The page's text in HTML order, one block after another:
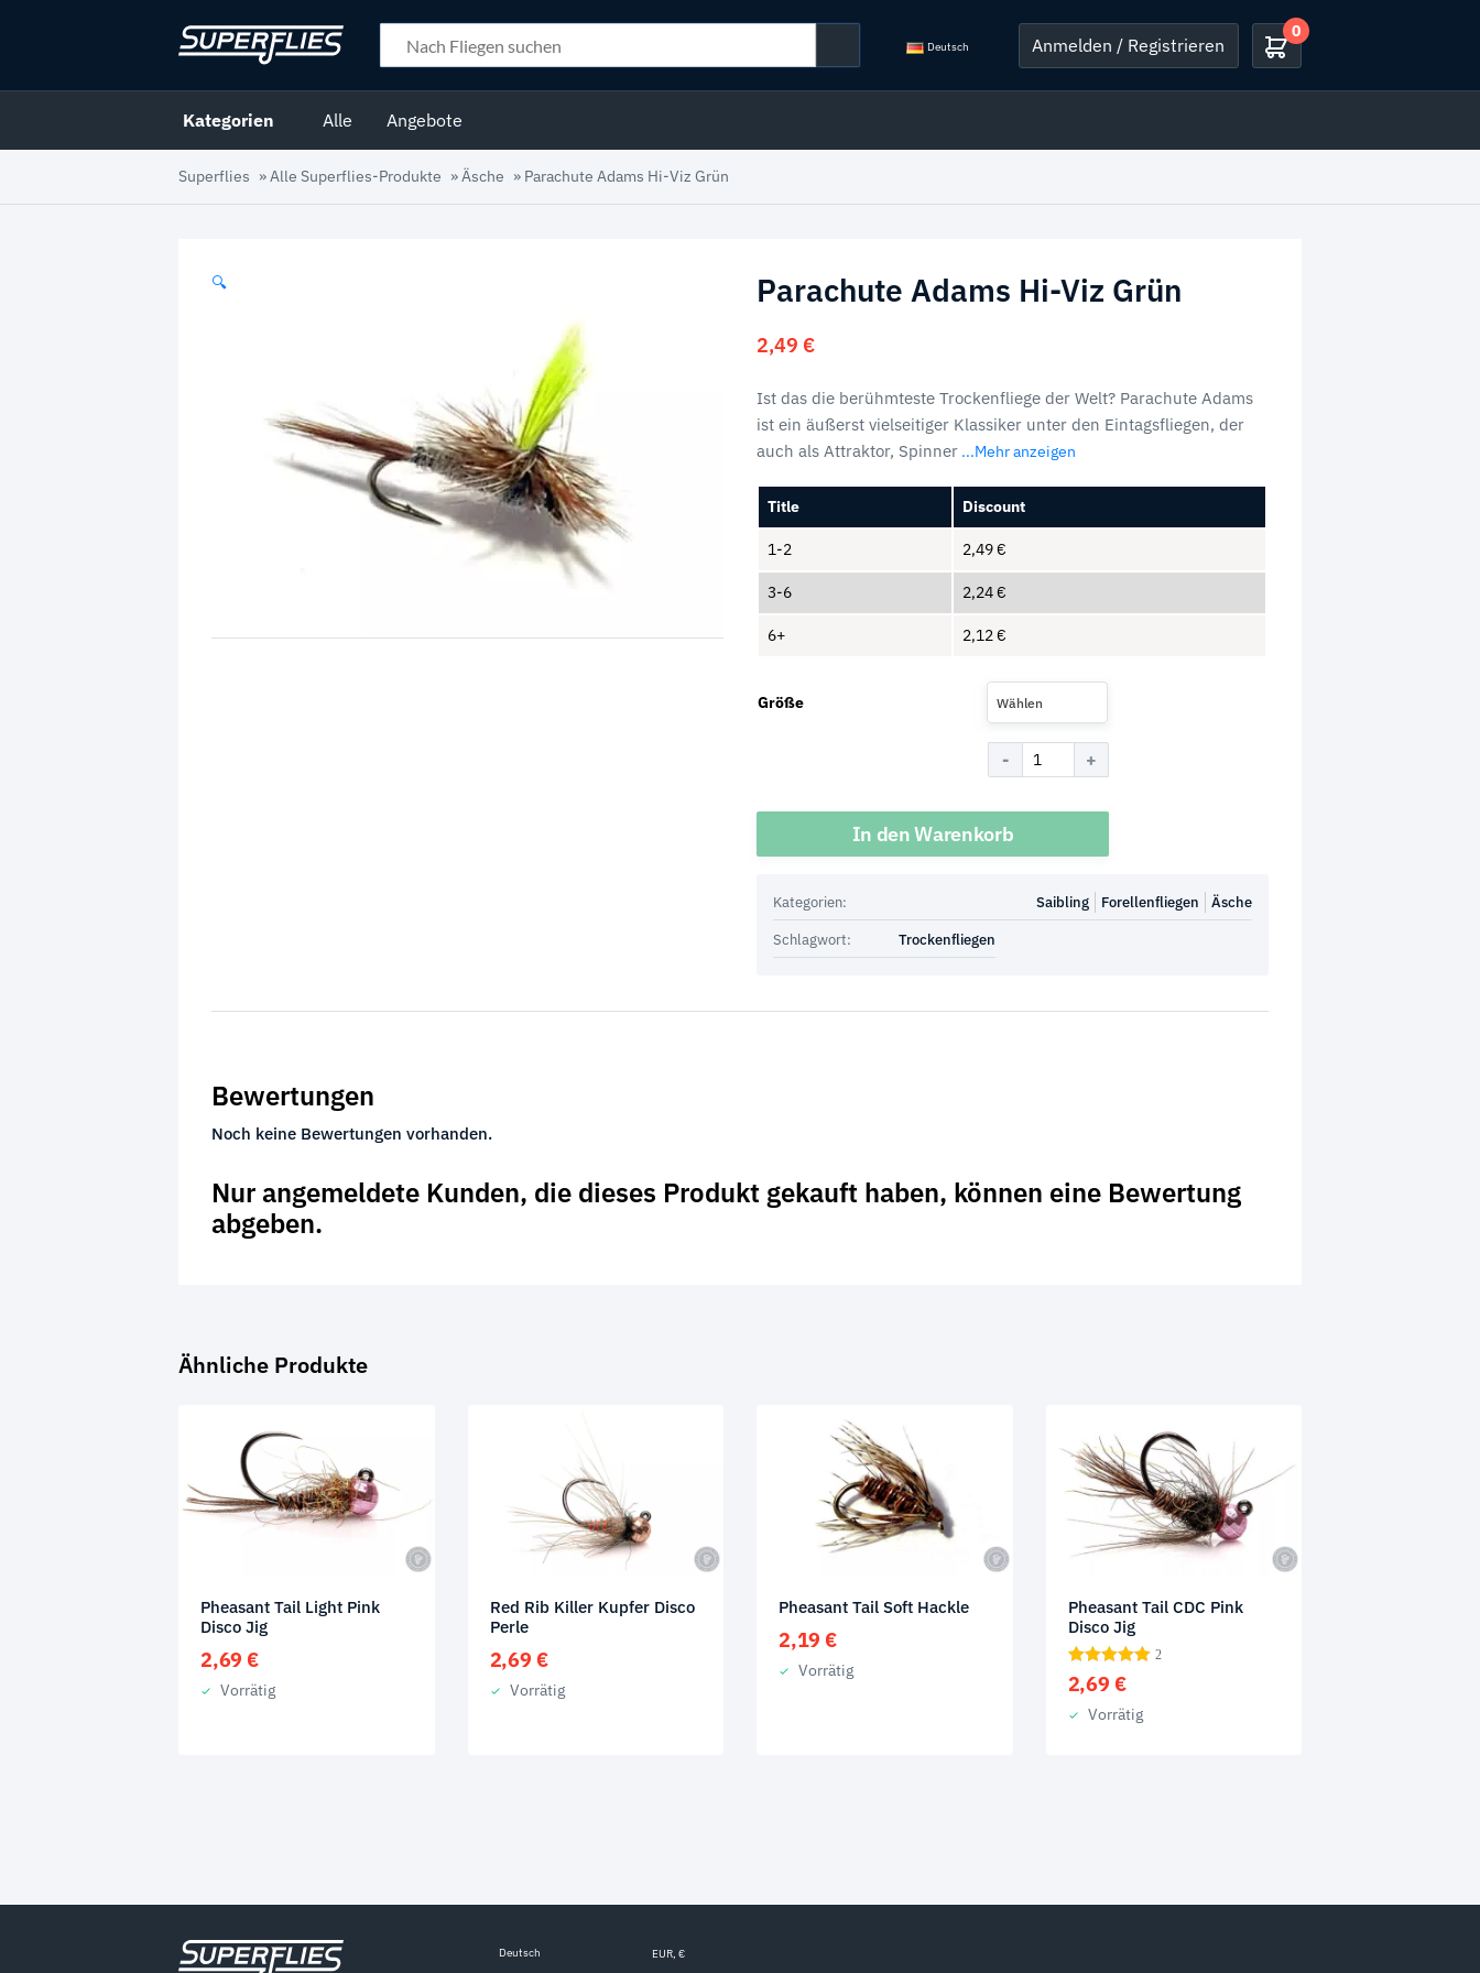
Deutsch Anmelden / Registrieren
0
Kategorien Alle Angebote
Superflies »Alle Superflies-Produkte »Äsche » Parachute Adams Hi-Viz Grün
🔍 Parachute Adams Hi-Viz Grün
2,49 €
Ist das die berühmteste Trockenfliege der Welt? Parachute Adams
ist ein äußerst vielseitiger Klassiker unter den Eintagsfliegen, der
auch als Attraktor, Spinner ...Mehr anzeigen
Title Discount
1-2 2,49€
3-6 2,24€
6+ 2,12€
Größe Wählen
In den Warenkorb
Kategorien: Äsche
Forellenfliegen
Saibling
Schlagwort:
Trockenfliegen
Bewertungen
Noch keine Bewertungen vorhanden.
Nur angemeldete Kunden, die dieses Produkt gekauft haben, können eine Bewertung
abgeben.
Ähnliche Produkte
Pheasant Tail Light Pink
Disco Jig
2,69 €
Vorrätig
Red Rib Killer Kupfer Disco
Perle
2,69 €
Vorrätig
Pheasant Tail Soft Hackle
2,19 €
Vorrätig
Pheasant Tail CDC Pink
Disco Jig
2
2,69 €
Vorrätig
Deutsch EUR, €